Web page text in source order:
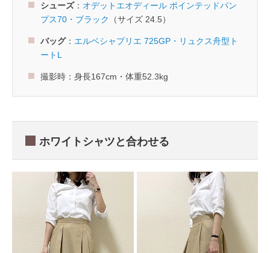
シューズ： オデットエオディール ポインテッドパン
プス70・ブラック
（サイズ 24.5）
バッグ： エルベシャプリエ 725GP・リュクス舟型ト
ートL
撮影時：身長167cm・体重52.3kg
ホワイトシャツと合わせる